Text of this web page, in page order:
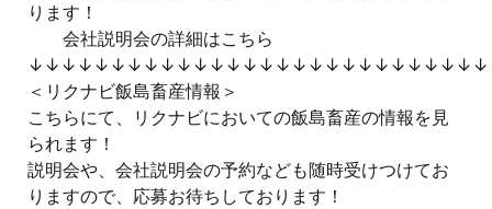
ります！
会社説明会の詳細はこちら
↓↓↓↓↓↓↓↓↓↓↓↓↓↓↓↓↓↓↓↓↓↓↓↓↓↓↓↓
＜リクナビ飯島畜産情報＞
こちらにて、リクナビにおいての飯島畜産の情報を見
られます！
説明会や、会社説明会の予約なども随時受けつけてお
りますので、応募お待ちしております！